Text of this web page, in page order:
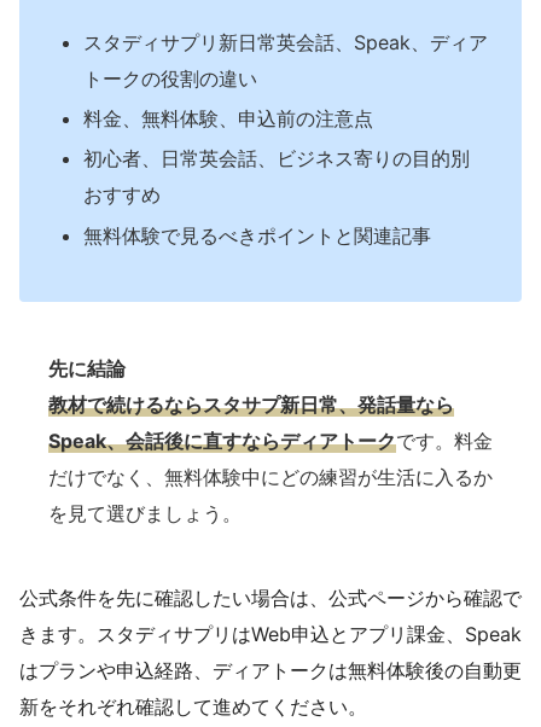
スタディサプリ新日常英会話、Speak、ディア
トークの役割の違い
料金、無料体験、申込前の注意点
初心者、日常英会話、ビジネス寄りの目的別
おすすめ
無料体験で見るべきポイントと関連記事
先に結論
教材で続けるならスタサプ新日常、発話量なら
Speak、会話後に直すならディアトークです。料金
だけでなく、無料体験中にどの練習が生活に入るか
を見て選びましょう。
公式条件を先に確認したい場合は、公式ページから確認で
きます。スタディサプリはWeb申込とアプリ課金、Speak
はプランや申込経路、ディアトークは無料体験後の自動更
新をそれぞれ確認して進めてください。